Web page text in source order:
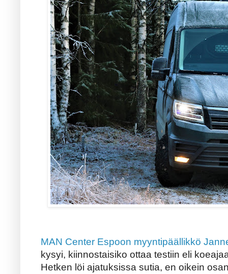
MAN Center Espoon myyntipäällikkö
kysyi, kiinnostaisiko ottaa testiin eli
Hetken löi ajatuksissa sutia, en oikein